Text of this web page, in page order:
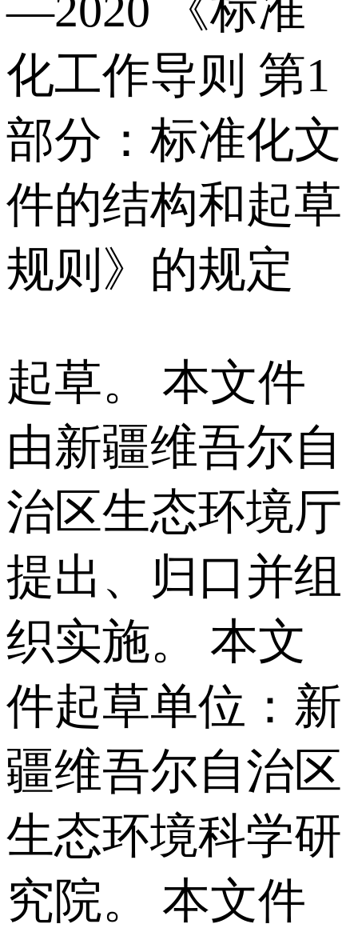
—2020 《标准
化工作导则 第1
部分：标准化文
件的结构和起草
规则》的规定
起草。 本文件
由新疆维吾尔自
治区生态环境厅
提出、归口并组
织实施。 本文
件起草单位：新
疆维吾尔自治区
生态环境科学研
究院。 本文件